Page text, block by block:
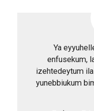
Ya
enfusekum,
izehtedeytum
yunebbiukum